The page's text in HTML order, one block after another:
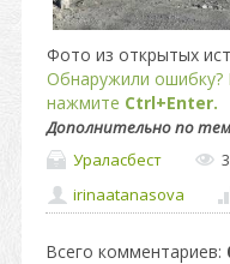
Фото из открытых
Обнаружили
нажмите Ctrl+Enter.
Дополнительно по
Ураласбест
irinaatanasova
Всего комментариев: